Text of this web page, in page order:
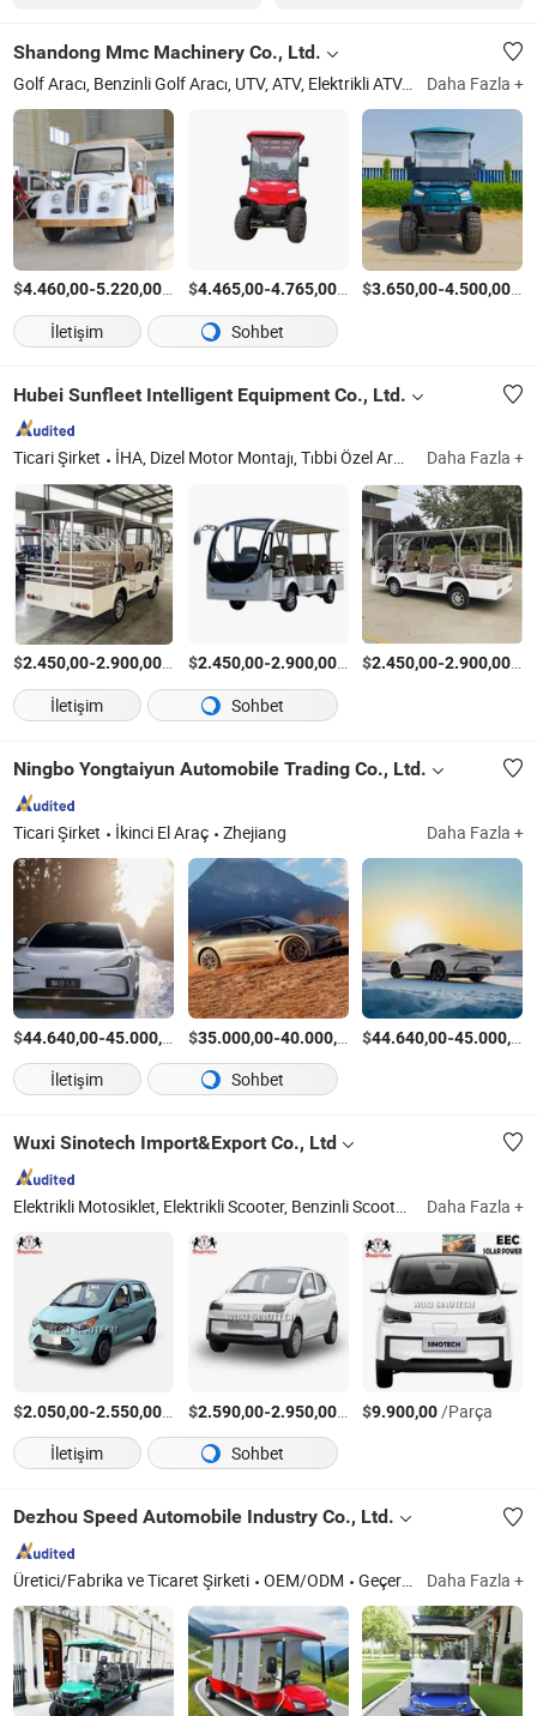
Shandong Mmc Machinery Co., Ltd.
Golf Aracı, Benzinli Golf Aracı, UTV, ATV, Elektrikli ATV, Elektrikli Dağ Bisikleti, Elektrikli Bisiklet, Go-Kart, Jet Ski, Kar Motoru Daha Fazla +
$4.460,00-5.220,00/Ayarla
$4.465,00-4.765,00/Ayarla
$3.650,00-4.500,00/
İletişim
Sohbet
Hubei Sunfleet Intelligent Equipment Co., Ltd.
Ticari Şirket İHA, Dizel Motor Montajı, Tıbbi Özel Araç, Arazi Özel Amaçlı Araç, Yakıt Tankı Taşıma Kamyonu, Temizlik Kamyonu, Yangın Söndürme Aracı, İnsansız Hava Aracı, Teslimat İnsansız Hava Aracı, Teslimat İHA Daha Fazla +
$2.450,00-2.900,00/Parça
$2.450,00-2.900,00/Parça
$2.450,00-2.900,00/
İletişim
Sohbet
Ningbo Yongtaiyun Automobile Trading Co., Ltd.
Ticari Şirket İkinci El Araç Zhejiang Daha Fazla +
$44.640,00-45.000,00 /Parça
$35.000,00-40.000,00 /Parça
$44.640,00-45.000,00
İletişim
Sohbet
Wuxi Sinotech Import&Export Co., Ltd
Elektrikli Motosiklet, Elektrikli Scooter, Benzinli Scooter, Yarış Motosikleti, Elektrikli Araba, Elektrikli Bisiklet, Üç Tekerlekli Bisiklet Daha Fazla +
$2.050,00-2.550,00/Parça
$2.590,00-2.950,00/Parça
$9.900,00/Parça
İletişim
Sohbet
Dezhou Speed Automobile Industry Co., Ltd.
Üretici/Fabrika ve Ticaret Şirketi OEM/ODM Geçersiz Daha Fazla +